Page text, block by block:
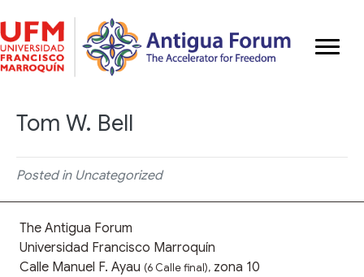
Tom W. Bell
Posted in Uncategorized
The Antigua Forum
Universidad Francisco Marroquín
Calle Manuel F. Ayau (6 Calle final), zona 10